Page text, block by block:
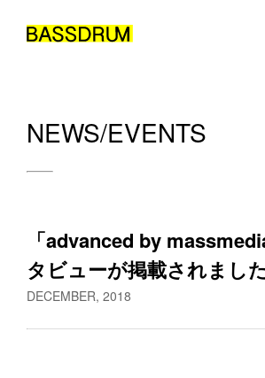
ABOUT
MEMBERS
NEWS/EVENTS
CONTACT
NEWS/EVENTS
「advanced by
タビューが掲載されました
DECEMBER, 2018
にお問い合わせください。メールの場合は
お名前